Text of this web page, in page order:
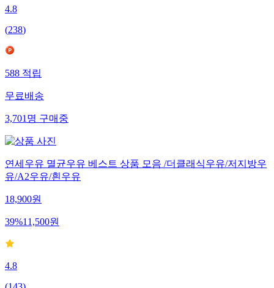
4.8
(238)
588 적립
무료배송
3,701 명 구매중
연세우유 멸균우유 베스트 상품 모음 /더클래식우유/저지방우
유/A2우유/흰우유
18,900원
39%11,500원
4.8